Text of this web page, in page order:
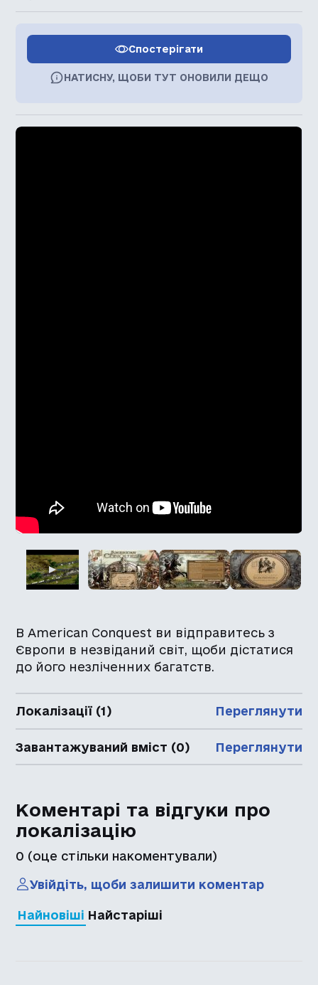
В American Conquest ви відправитесь з
Європи в незвіданий світ, щоби дістатися
до його незліченних багатств.
Локалізації (1) Переглянути
Завантажуваний вміст (0) Переглянути
Коментарі та відгуки про
локалізацію
0 (оце стільки накоментували)
Увійдіть, щоби залишити коментар
Найновіші Найстаріші
Спостерігати
НАТИСНУ, ЩОБИ ТУТ ОНОВИЛИ ДЕЩО